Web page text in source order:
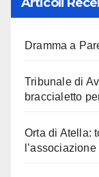
Dramma a
Tribunale di
braccialetto
Orta di Atella: